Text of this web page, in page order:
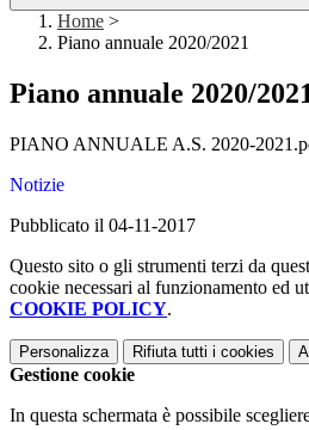
Home >
Piano annuale 2020/2021
Piano annuale 2020/
PIANO ANNUALE A.S. 2020-
Notizie
Pubblicato il 04-11-2017
Questo sito o gli strumenti terzi da
cookie necessari al funzionamento ed
COOKIE POLICY.
Personalizza Rifiuta tutti i cookies
Gestione cookie
In questa schermata è possibile